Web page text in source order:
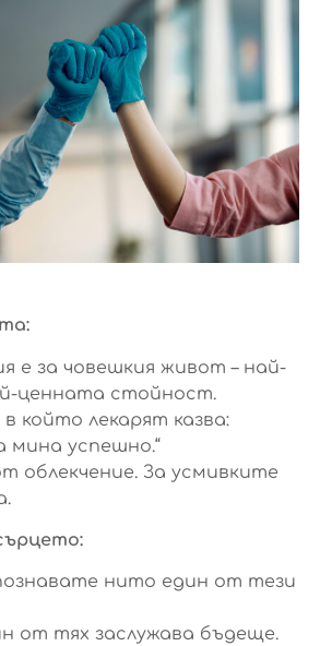
е за човешкия живот – най-
ценната стойност.
който лекарят казва:
мина успешно.“
облекчение. За усмивките
нито един от тези
от тях заслужава бъдеще.